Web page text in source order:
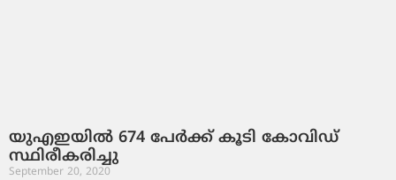
യുഎഇയില്‍ 674 പേര്‍ക്ക് കൂടി കോവിഡ്
സ്ഥിരീകരിച്ചു
September 20, 2020